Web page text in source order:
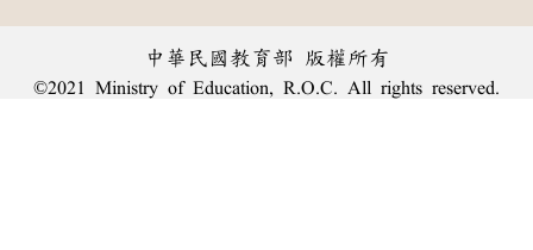
中華民國教育部 版權所有
©2021 Ministry of Education, R.O.C. All rights reserved.